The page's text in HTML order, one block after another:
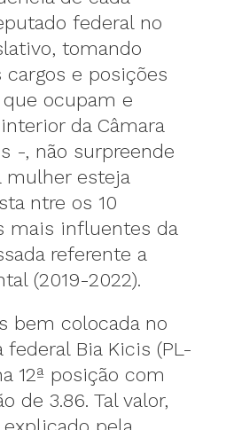
federal no
tomando
e posições
ocupam e
da Câmara
-, não surpreende
mulher esteja
ntre os 10
mais influentes da
referente a
(2019-2022).
bem colocada no
federal Bia Kicis (PL-
12ª posição com
de 3.86. Tal valor,